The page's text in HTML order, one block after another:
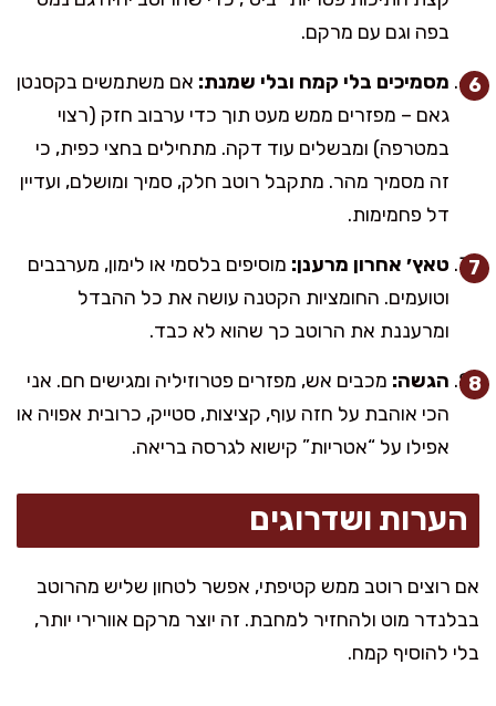
בפה וגם עם מרקם.
מסמיכים בלי קמח ובלי שמנת: אם משתמשים בקסנטן
גאם – מפזרים ממש מעט תוך כדי ערבוב חזק (רצוי
במטרפה) ומבשלים עוד דקה. מתחילים בחצי כפית, כי
זה מסמיך מהר. מתקבל רוטב חלק, סמיך ומושלם, ועדיין
דל פחמימות.
טאץ׳ אחרון מרענן: מוסיפים בלסמי או לימון, מערבבים
וטועמים. החומציות הקטנה עושה את כל ההבדל
ומרעננת את הרוטב כך שהוא לא כבד.
הגשה: מכבים אש, מפזרים פטרוזיליה ומגישים חם. אני
הכי אוהבת על חזה עוף, קציצות, סטייק, כרובית אפויה או
אפילו על “אטריות” קישוא לגרסה בריאה.
הערות ושדרוגים
אם רוצים רוטב ממש קטיפתי, אפשר לטחון שליש מהרוטב
בבלנדר מוט ולהחזיר למחבת. זה יוצר מרקם אוורירי יותר,
בלי להוסיף קמח.